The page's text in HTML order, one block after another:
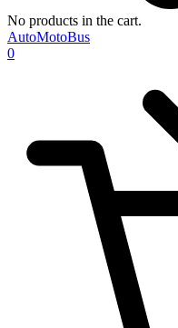
No products in the cart.
AutoMotoBus
0